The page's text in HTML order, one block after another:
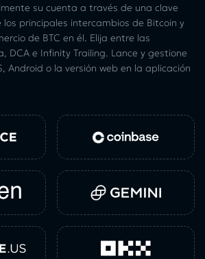
su cuenta a través de una clave
los principales intercambios de Bitcoin y
de BTC en él. Elija entre las
DCA e Infinity Trailing. Lance y gestione
Android o la versión web en la aplicación